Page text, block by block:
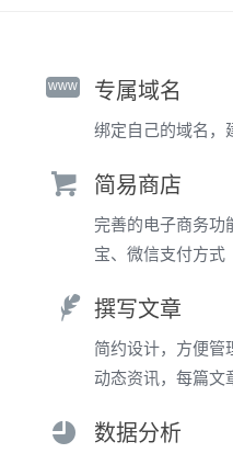
www 专属域名
绑定自己的域名，
简易商店
完善的电子商务功
宝、微信支付方式
撰写文章
简约设计，方便管
动态资讯，每篇文
数据分析